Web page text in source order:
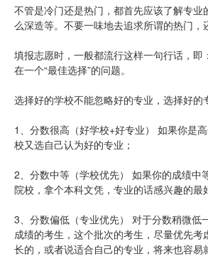
不管是冷门还是热门，都首先应该了解专
么深造等。不要一味地去追求所谓的热门
填报志愿时，一般都流行这样一句行话，
在一个“最佳选择”的问题。
选择好的学校不能忽略好的专业，选择好
1、分数很高（好学校+好专业） 如果你是
校又选自己认为好的专业；
2、分数中等（学校优先） 如果你的成绩
院校，拿个本科文凭，专业的话感兴趣的
3、分数偏低（专业优先） 对于分数稍微
成绩的考生，这个批次的考生，尽量优先
长的，或者说适合自己的专业，将来也容